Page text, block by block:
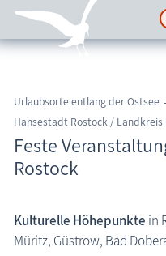
Regionales
Urlaubsorte
Freizeit
Urlaubsorte entlang der
Hansestadt Rostock / Landkreis
Feste
Rostock
Kulturelle Höhepunkte in
Müritz, Güstrow, Bad